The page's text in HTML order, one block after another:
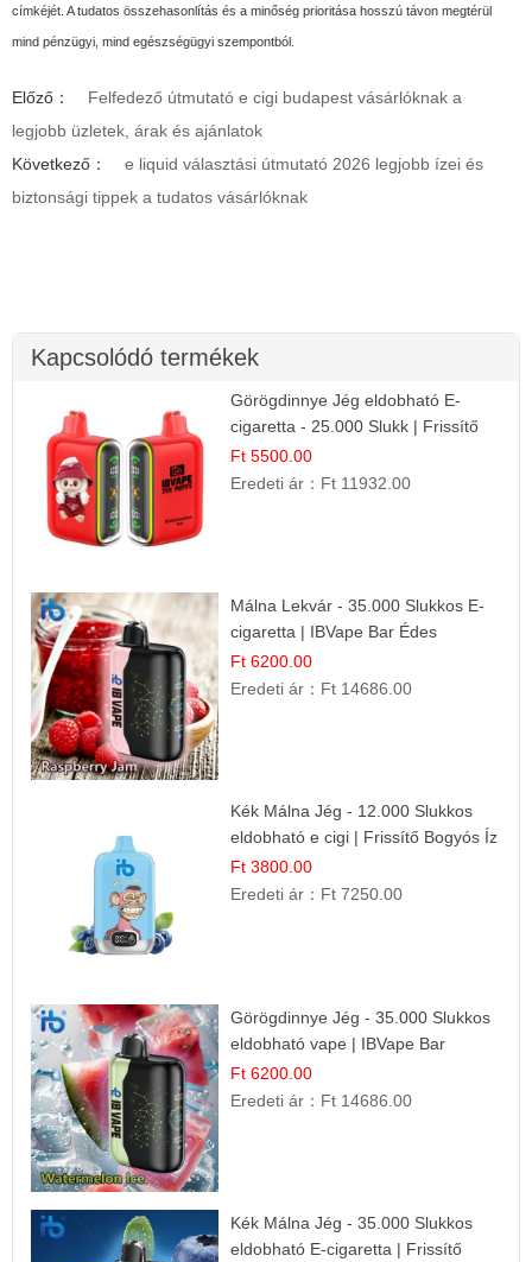
címkéjét. A tudatos összehasonlítás és a minőség prioritása hosszú távon megtérül
mind pénzügyi, mind egészségügyi szempontból.
Előző：
Felfedező útmutató e cigi budapest vásárlóknak a
legjobb üzletek, árak és ajánlatok
Következő：
e liquid választási útmutató 2026 legjobb ízei és
biztonsági tippek a tudatos vásárlóknak
Kapcsolódó termékek
Görögdinnye Jég eldobható E-
cigaretta - 25.000 Slukk | Frissítő
Nyári Íz
Ft 5500.00
Eredeti ár： Ft 11932.00
Málna Lekvár - 35.000 Slukkos E-
cigaretta | IBVape Bar Édes
Gyümölcs Íz
Ft 6200.00
Eredeti ár： Ft 14686.00
Kék Málna Jég - 12.000 Slukkos
eldobható e cigi | Frissítő Bogyós Íz
Ft 3800.00
Eredeti ár： Ft 7250.00
Görögdinnye Jég - 35.000 Slukkos
eldobható vape | IBVape Bar
Frissítő Nyári Íz
Ft 6200.00
Eredeti ár： Ft 14686.00
Kék Málna Jég - 35.000 Slukkos
eldobható E-cigaretta | Frissítő